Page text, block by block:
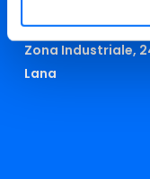
CENTRO DI
Zona Industriale,
Lana